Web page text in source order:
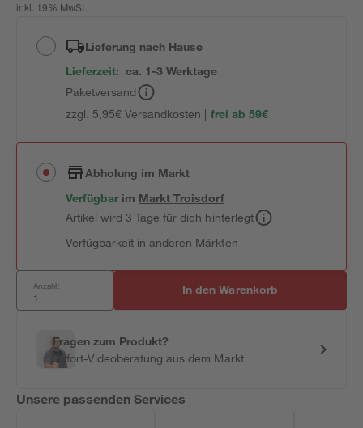
inkl. 19% MwSt.
Lieferung nach Hause
Lieferzeit: ca. 1-3 Werktage
Paketversand
zzgl. 5,95€ Versandkosten | frei ab 59€
Abholung im Markt
Verfügbar im MarktTroisdorf
Artikel wird 3 Tage für dich hinterlegt
Verfügbarkeit in anderen Märkten
Anzahl: In den Warenkorb
Fragen zum Produkt?
Sofort-Videoberatung aus dem Markt
Unsere passenden Services